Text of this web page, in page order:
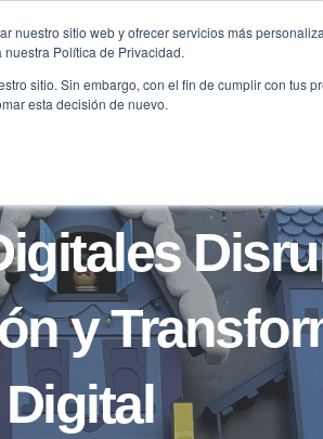
nuestro sitio web y ofrecer servicios más
Política de Privacidad.
sitio. Sin embargo, con el fin de cumplir con tus
esta decisión de nuevo.
LONGEVIDAD
y
Digital